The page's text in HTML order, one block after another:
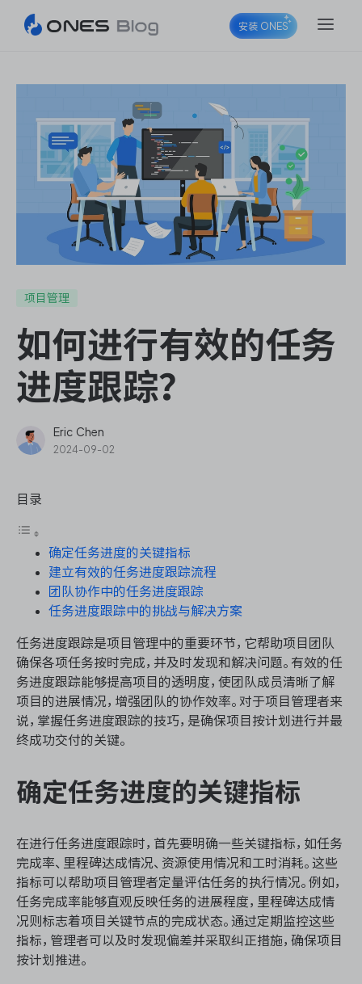
ONES Project
ONES Wiki
ONES Desk
ONES Assistant
瀑布项目管理
测试管理
研发效能管理
DevOps
资源和工时管理
ASPICE 研发管理
ONES 资讯
安装 ONES
项目管理
如何进行有效的任务
进度跟踪？
Eric Chen
2024-09-02
目录
确定任务进度的关键指标
建立有效的任务进度跟踪流程
团队协作中的任务进度跟踪
任务进度跟踪中的挑战与解决方案
任务进度跟踪是项目管理中的重要环节，它帮助项目团队
确保各项任务按时完成，并及时发现和解决问题。有效的任
务进度跟踪能够提高项目的透明度，使团队成员清晰了解
项目的进展情况，增强团队的协作效率。对于项目管理者来
说，掌握任务进度跟踪的技巧，是确保项目按计划进行并最
终成功交付的关键。
确定任务进度的关键指标
在进行任务进度跟踪时，首先要明确一些关键指标，如任务
完成率、里程碑达成情况、资源使用情况和工时消耗。这些
指标可以帮助项目管理者定量评估任务的执行情况。例如，
任务完成率能够直观反映任务的进展程度，里程碑达成情
况则标志着项目关键节点的完成状态。通过定期监控这些
指标，管理者可以及时发现偏差并采取纠正措施，确保项目
按计划推进。